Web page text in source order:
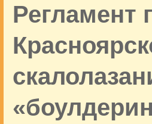
Регламент